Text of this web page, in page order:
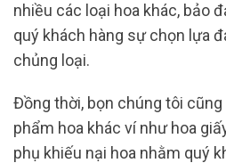
nhiều các loại hoa khác, bảo
quý khách hàng sự chọn lựa
chủng loại.
Đồng thời, bọn chúng tôi
phẩm hoa khác ví như hoa
phụ khiếu nại hoa nhằm quý